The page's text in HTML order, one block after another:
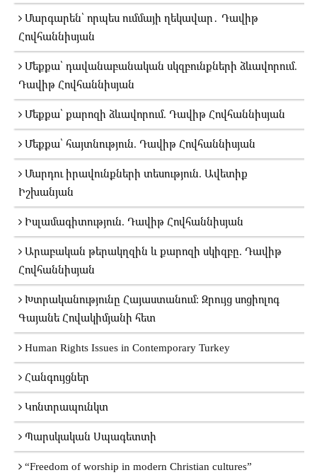
Մարգարեն՝ որպես ումմայի ղեկավար․ Դավիթ
Հովհաննիսյան
Մեքքա՝ դավանաբանական սկզբունքների ձևավորում.
Դավիթ Հովհաննիսյան
Մեքքա՝ քարոզի ձևավորում. Դավիթ Հովհաննիսյան
Մեքքա՝ հայտնություն. Դավիթ Հովհաննիսյան
Մարդու իրավունքների տեսություն. Ավետիք
Իշխանյան
Իսլամագիտություն. Դավիթ Հովհաննիսյան
Արաբական թերակղզին և քարոզի սկիզբը. Դավիթ
Հովհաննիսյան
Խտրականությունը Հայաստանում։ Զրույց սոցիոլոգ
Գայանե Հովակիմյանի հետ
Human Rights Issues in Contemporary Turkey
Հանգույցներ
Կոնտրապունկտ
Պարսկական Սպագետտի
“Freedom of worship in modern Christian cultures”